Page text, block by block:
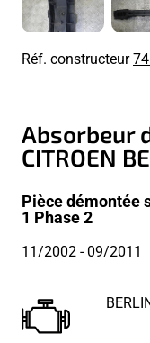
Réf. constructeur
Absorbeur
CITROEN
Pièce démontée
1 Phase 2
11/2002 - 09/2011